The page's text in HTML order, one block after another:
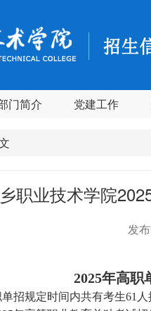
门简介 党建工作
职业技术学院
发
2025年高职
招规定时间内共有考生61 人